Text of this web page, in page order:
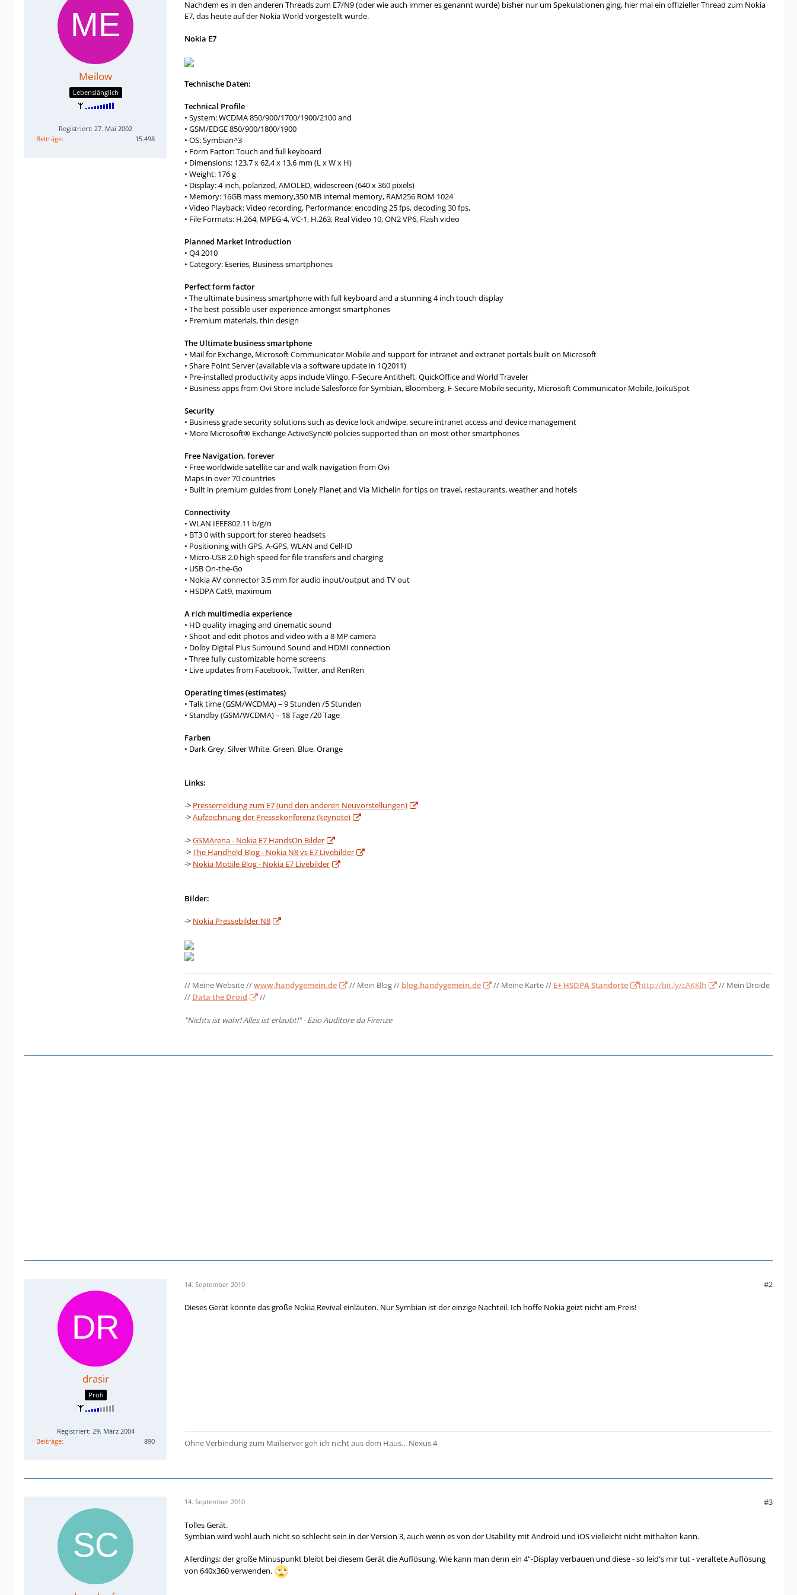
Meilow
Lebenslänglich
Registriert: 27. Mai 2002
Beiträge
15.498
Nachdem es in den anderen Threads zum E7/N9 (oder wie auch immer es genannt wurde) bisher nur um Spekulationen ging, hier mal ein offizieller Thread zum Nokia
E7, das heute auf der Nokia World vorgestellt wurde.
Nokia E7
Technische Daten:
Technical Profile
• System: WCDMA 850/900/1700/1900/2100 and
• GSM/EDGE 850/900/1800/1900
• OS: Symbian^3
• Form Factor: Touch and full keyboard
• Dimensions: 123.7 x 62.4 x 13.6 mm (L x W x H)
• Weight: 176 g
• Display: 4 inch, polarized, AMOLED, widescreen (640 x 360 pixels)
• Memory: 16GB mass memory,350 MB internal memory, RAM256 ROM 1024
• Video Playback: Video recording, Performance: encoding 25 fps, decoding 30 fps,
• File Formats: H.264, MPEG-4, VC-1, H.263, Real Video 10, ON2 VP6, Flash video
Planned Market Introduction
• Q4 2010
• Category: Eseries, Business smartphones
Perfect form factor
• The ultimate business smartphone with full keyboard and a stunning 4 inch touch display
• The best possible user experience amongst smartphones
• Premium materials, thin design
The Ultimate business smartphone
• Mail for Exchange, Microsoft Communicator Mobile and support for intranet and extranet portals built on Microsoft
• Share Point Server (available via a software update in 1Q2011)
• Pre-installed productivity apps include Vlingo, F-Secure Antitheft, QuickOffice and World Traveler
• Business apps from Ovi Store include Salesforce for Symbian, Bloomberg, F-Secure Mobile security, Microsoft Communicator Mobile, JoikuSpot
Security
• Business grade security solutions such as device lock andwipe, secure intranet access and device management
• More Microsoft® Exchange ActiveSync® policies supported than on most other smartphones
Free Navigation, forever
• Free worldwide satellite car and walk navigation from Ovi
Maps in over 70 countries
• Built in premium guides from Lonely Planet and Via Michelin for tips on travel, restaurants, weather and hotels
Connectivity
• WLAN IEEE802.11 b/g/n
• BT3 0 with support for stereo headsets
• Positioning with GPS, A-GPS, WLAN and Cell-ID
• Micro-USB 2.0 high speed for file transfers and charging
• USB On-the-Go
• Nokia AV connector 3.5 mm for audio input/output and TV out
• HSDPA Cat9, maximum
A rich multimedia experience
• HD quality imaging and cinematic sound
• Shoot and edit photos and video with a 8 MP camera
• Dolby Digital Plus Surround Sound and HDMI connection
• Three fully customizable home screens
• Live updates from Facebook, Twitter, and RenRen
Operating times (estimates)
• Talk time (GSM/WCDMA) – 9 Stunden /5 Stunden
• Standby (GSM/WCDMA) – 18 Tage /20 Tage
Farben
• Dark Grey, Silver White, Green, Blue, Orange
Links:
-> Pressemeldung zum E7 (und den anderen Neuvorstellungen)
->Aufzeichnung der Pressekonferenz (keynote)
->GSMArena - Nokia E7 HandsOn Bilder
->The Handheld Blog - Nokia N8 vs E7 Livebilder
-> Nokia Mobile Blog - Nokia E7 Livebilder
Bilder:
-> Nokia Pressebilder N8
// Meine Website //www.handygemein.de // Mein Blog // blog.handygemein.de // Meine Karte // E+ HSDPA Standorte http://bit.ly/cAKKlh
// Mein Droide
// Data the Droid //
"Nichts ist wahr! Alles ist erlaubt!" - Ezio Auditore da Firenze
drasir
Profi
Registriert: 29. März 2004
Beiträge
890
14. September 2010 #2
Dieses Gerät könnte das große Nokia Revival einläuten. Nur Symbian ist der einzige Nachteil. Ich hoffe Nokia geizt nicht am Preis!
Ohne Verbindung zum Mailserver geh ich nicht aus dem Haus... Nexus 4
14. September 2010 #3
Tolles Gerät.
Symbian wird wohl auch nicht so schlecht sein in der Version 3, auch wenn es von der Usability mit Android und iOS vielleicht nicht mithalten kann.
Allerdings: der große Minuspunkt bleibt bei diesem Gerät die Auflösung. Wie kann man denn ein 4"-Display verbauen und diese - so leid's mir tut - veraltete Auflösung
von 640x360 verwenden.